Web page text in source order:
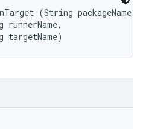
(String packageName,
runnerName,
targetName)